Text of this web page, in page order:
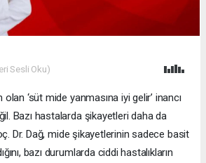
Sesli Oku)
olan ‘süt mide yanmasına iyi gelir’ inancı
Bazı hastalarda şikayetleri daha da
Dr. Dağ, mide şikayetlerinin sadece basit
bazı durumlarda ciddi hastalıkların